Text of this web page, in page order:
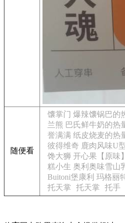
随便看
馕掌门 爆辣馕锅巴的
兰熊 巴氏鲜牛奶的热
誉满满 纸皮烧麦的热
彼得维奇 鹿肉风味U
馋大狮 开心果【原味
糕小生 奥利奥味雪山
Buitoni堡康利 玛格丽
托天掌
托天掌 托手